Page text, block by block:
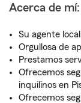
Acerca de mí:
Su agente
Orgullosa de
Prestamos
Ofrecemos
inquilinos en
Ofrecemos